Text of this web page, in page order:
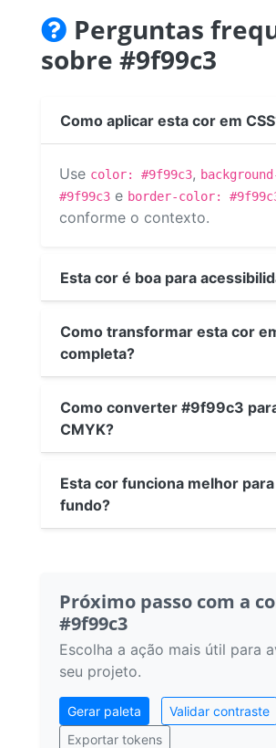
Perguntas
sobre #9f99c3
Como aplicar esta cor em
Use color: #9f99c3,
#9f99c3 e border-color:
conforme o contexto.
Esta cor é boa para
Como transformar esta cor
completa?
Como converter #9f99c3
CMYK?
Esta cor funciona melhor
fundo?
Próximo passo com a
#9f99c3
Escolha a ação mais útil para
seu projeto.
Gerar paleta
Validar contraste
Exportar tokens